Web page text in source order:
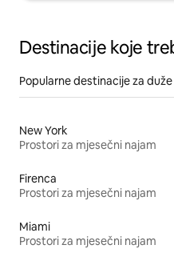
Destinacije koje
Popularne destinacije za
New York
Prostori za mjesečni najam
Firenca
Prostori za mjesečni najam
Miami
Prostori za mjesečni najam